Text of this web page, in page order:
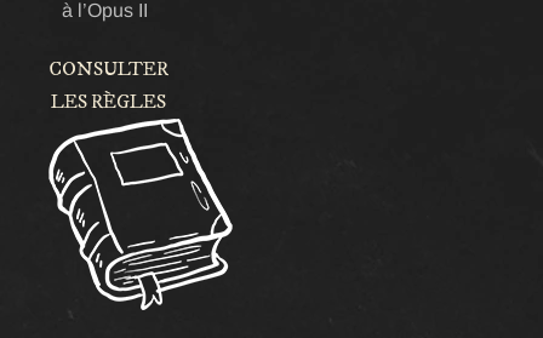
à l’Opus II
CONSULTER
LES RÈGLES